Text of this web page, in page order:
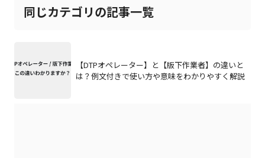
同じカテゴリの記事一覧
【DTPオペレーター】と【版下作業者】の違いと
は？例文付きで使い方や意味をわかりやすく解説